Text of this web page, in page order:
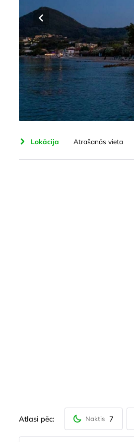
Lokācija Atrašanās vieta
Atlasi pēc: Naktis 7